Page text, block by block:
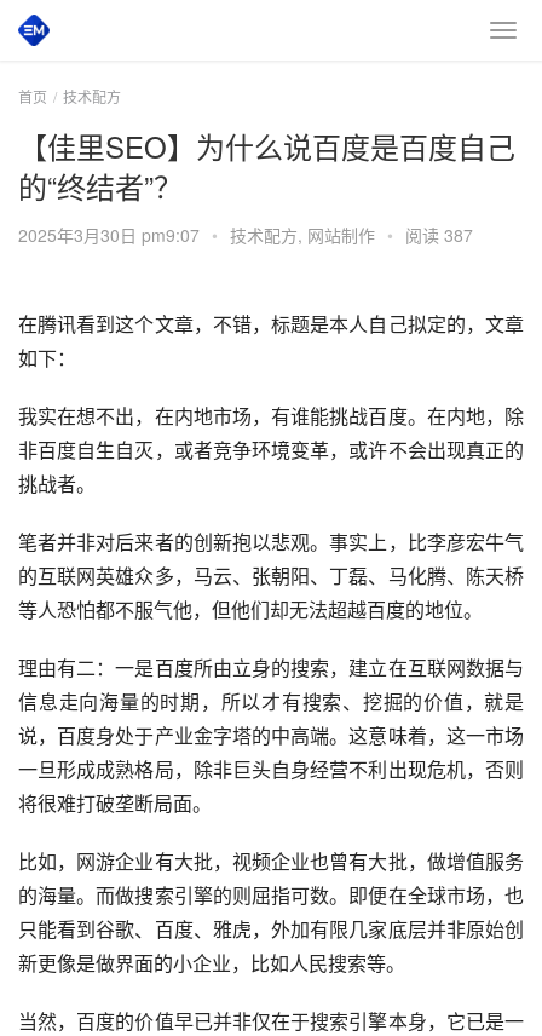
首页 技术配方
【佳里SEO】为什么说百度是百度自己
的“终结者”？
2025年3月30日 pm9:07 • 技术配方, 网站制作 • 阅读 387
在腾讯看到这个文章，不错，标题是本人自己拟定的，文章
如下：
我实在想不出，在内地市场，有谁能挑战百度。在内地，除
非百度自生自灭，或者竞争环境变革，或许不会出现真正的
挑战者。
笔者并非对后来者的创新抱以悲观。事实上，比李彦宏牛气
的互联网英雄众多，马云、张朝阳、丁磊、马化腾、陈天桥
等人恐怕都不服气他，但他们却无法超越百度的地位。
理由有二：一是百度所由立身的搜索，建立在互联网数据与
信息走向海量的时期，所以才有搜索、挖掘的价值，就是
说，百度身处于产业金字塔的中高端。这意味着，这一市场
一旦形成成熟格局，除非巨头自身经营不利出现危机，否则
将很难打破垄断局面。
比如，网游企业有大批，视频企业也曾有大批，做增值服务
的海量。而做搜索引擎的则屈指可数。即便在全球市场，也
只能看到谷歌、百度、雅虎，外加有限几家底层并非原始创
新更像是做界面的小企业，比如人民搜索等。
当然，百度的价值早已并非仅在于搜索引擎本身，它已是一